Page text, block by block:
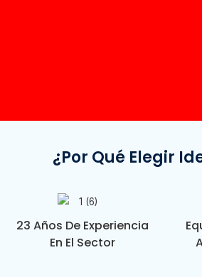
¿Por Qué Elegir
23 Años De Experiencia
En El Sector